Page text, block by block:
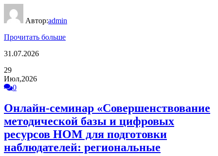
Автор:admin
Прочитать больше
31.07.2026
29
Июл,2026
0
Онлайн-семинар «Совершенствование
методической базы и цифровых
ресурсов НОМ для подготовки
наблюдателей: региональные